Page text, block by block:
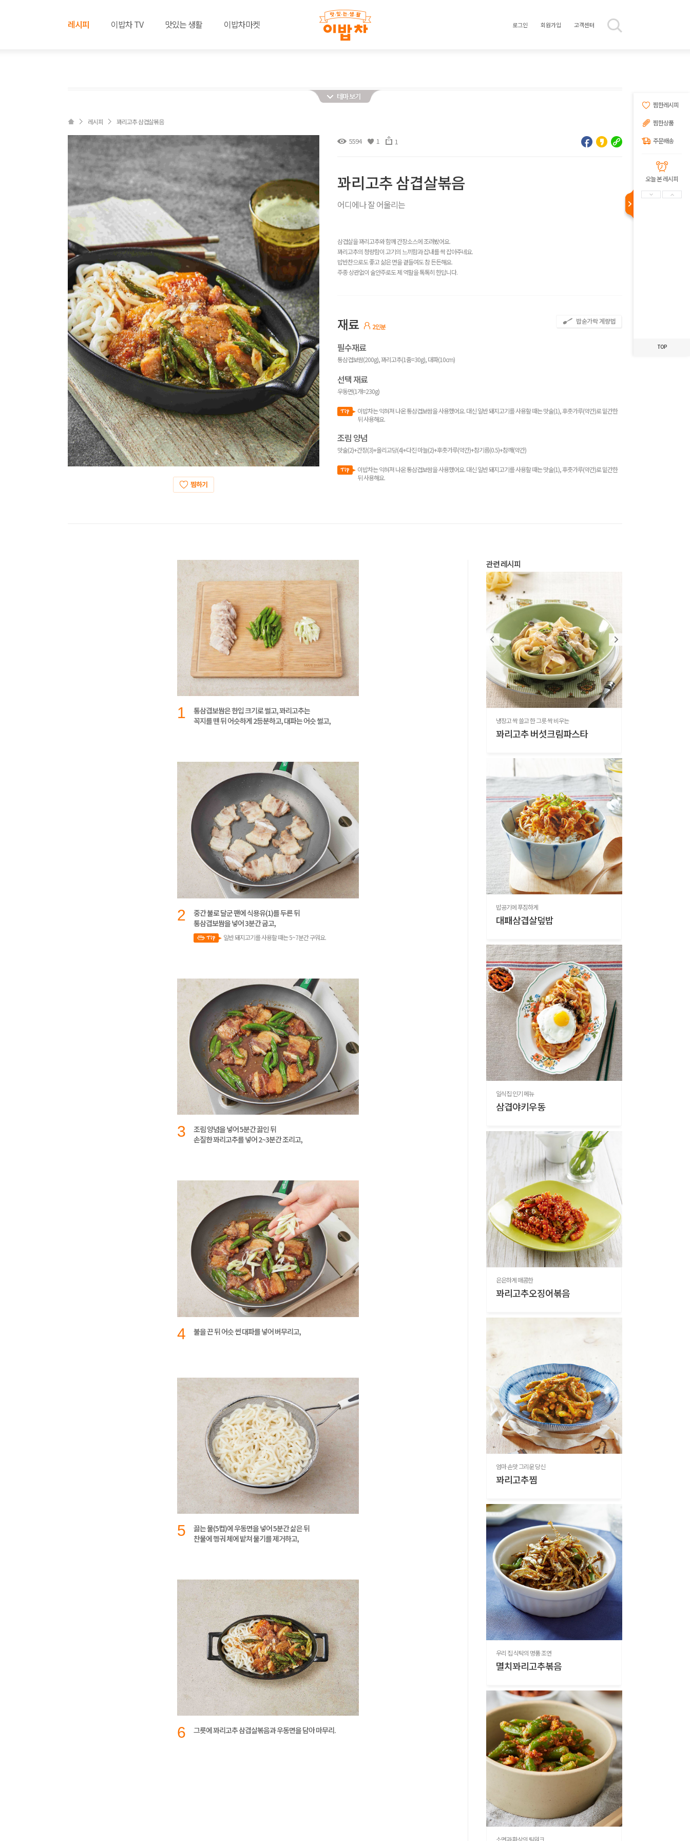
레시피 이밥차 TV 맛있는 생활 이밥차마켓 로그인 회원가입 고객센터
찜한레시피
찜한상품
주문배송
오늘 본 레시피
TOP
레시피 꽈리고추 삼겹살볶음
5594 1 1
꽈리고추 삼겹살볶음
어디에나 잘 어울리는
삼겹살을 꽈리고추와 함께 간장소스에 조려봤어요.
꽈리고추의 청량함이 고기의 느끼함과 잡내를 싹 잡아주네요.
밥반찬으로도 좋고 삶은 면을 곁들여도 참 든든해요.
주종 상관없이 술안주로도 제 역할을 톡톡히 한답니다.
재료 2인분
필수재료
통삼겹보쌈(200g), 꽈리고추(1줌=30g), 대파(10cm)
선택 재료
우동면(1개=230g)
이밥차는 익혀져 나온 통삼겹보쌈을 사용했어요. 대신 일반 돼지고기를 사용할 때는 맛술(1), 후춧가루(약간)로 밑간한
뒤 사용해요.
조림 양념
맛술(2)+간장(3)+올리고당(4)+다진 마늘(2)+후춧가루(약간)+참기름(0.5)+참깨(약간)
이밥차는 익혀져 나온 통삼겹보쌈을 사용했어요. 대신 일반 돼지고기를 사용할 때는 맛술(1), 후춧가루(약간)로 밑간한
뒤 사용해요.
1
통삼겹보쌈은 한입 크기로 썰고, 꽈리고추는
꼭지를 뗀 뒤 어슷하게 2등분하고, 대파는 어슷 썰고,
2
중간 불로 달군 팬에 식용유(1)를 두른 뒤
통삼겹보쌈을 넣어 3분간 굽고,
일반 돼지고기를 사용할 때는 5~7분간 구워요.
3
조림 양념을 넣어 5분간 끓인 뒤
손질한 꽈리고추를 넣어 2~3분간 조리고,
4 불을 끈 뒤 어슷 썬 대파를 넣어 버무리고,
5
끓는 물(5컵)에 우동면을 넣어 5분간 삶은 뒤
찬물에 헹궈 체에 밭쳐 물기를 제거하고,
6 그릇에 꽈리고추 삼겹살볶음과 우동면을 담아 마무리.
관련 레시피
냉장고 싹 쓸고 한 그릇 싹 비우는
꽈리고추 버섯크림파스타
밥공기에 푸짐하게
대패삼겹살덮밥
일식집 인기 메뉴
삼겹야키우동
은은하게 매콤한
꽈리고추오징어볶음
엄마 손맛 그리운 당신
꽈리고추찜
우리 집 식탁의 명품 조연
멸치꽈리고추볶음
소면과 환상의 팀워크